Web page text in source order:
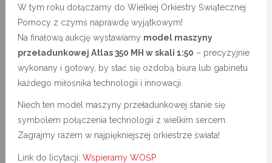
W tym roku dołączamy do Wielkiej Orkiestry Świątecznej
Pomocy z czymś naprawdę wyjątkowym!
Na finałową aukcję wystawiamy model maszyny
przeładunkowej Atlas 350 MH w skali 1:50 – precyzyjnie
wykonany i gotowy, by stać się ozdobą biura lub gabinetu
każdego miłośnika technologii i innowacji.
Niech ten model maszyny przeładunkowej stanie się
symbolem połączenia technologii z wielkim sercem.
Zagrajmy razem w najpiękniejszej orkiestrze świata!
Link do licytacji: Wspieramy WOŚP